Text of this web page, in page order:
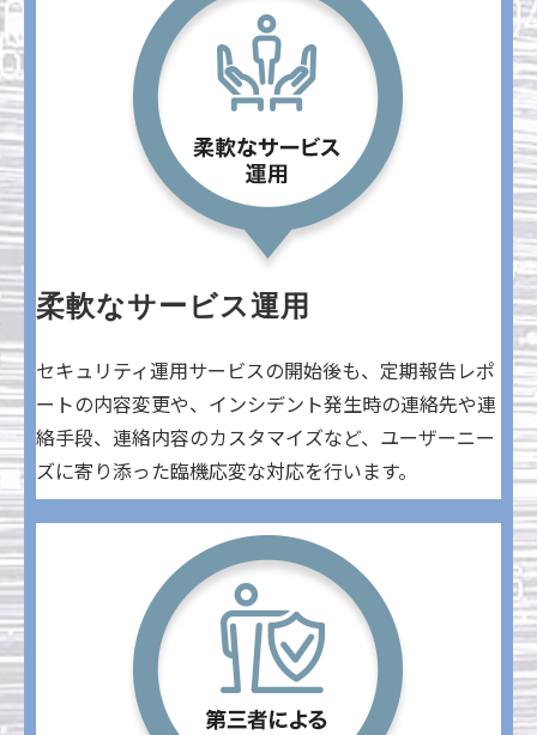
柔軟なサービス運用
セキュリティ運用サービスの開始後も、定期報告レポ
ートの内容変更や、インシデント発生時の連絡先や連
絡手段、連絡内容のカスタマイズなど、ユーザーニー
ズに寄り添った臨機応変な対応を行います。